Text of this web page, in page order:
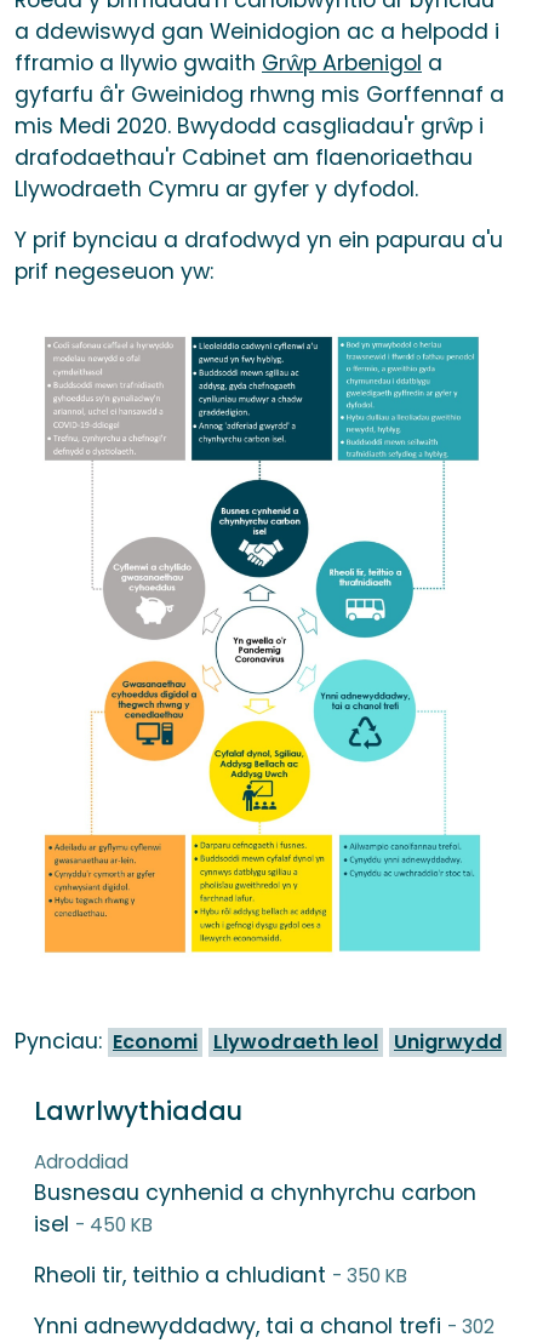
a ddewiswyd gan Weinidogion ac a helpodd i
fframio a llywio gwaith Grŵp Arbenigol a
gyfarfu â'r Gweinidog rhwng mis Gorffennaf a
mis Medi 2020. Bwydodd casgliadau'r grŵp i
drafodaethau'r Cabinet am flaenoriaethau
Llywodraeth Cymru ar gyfer y dyfodol.
Y prif bynciau a drafodwyd yn ein papurau a'u
prif negeseuon yw:
Pynciau: Economi Llywodraeth leol Unigrwydd
Lawrlwythiadau
Adroddiad
Busnesau cynhenid a chynhyrchu carbon
isel - 450 KB
Rheoli tir, teithio a chludiant - 350 KB
Ynni adnewyddadwy, tai a chanol trefi - 302